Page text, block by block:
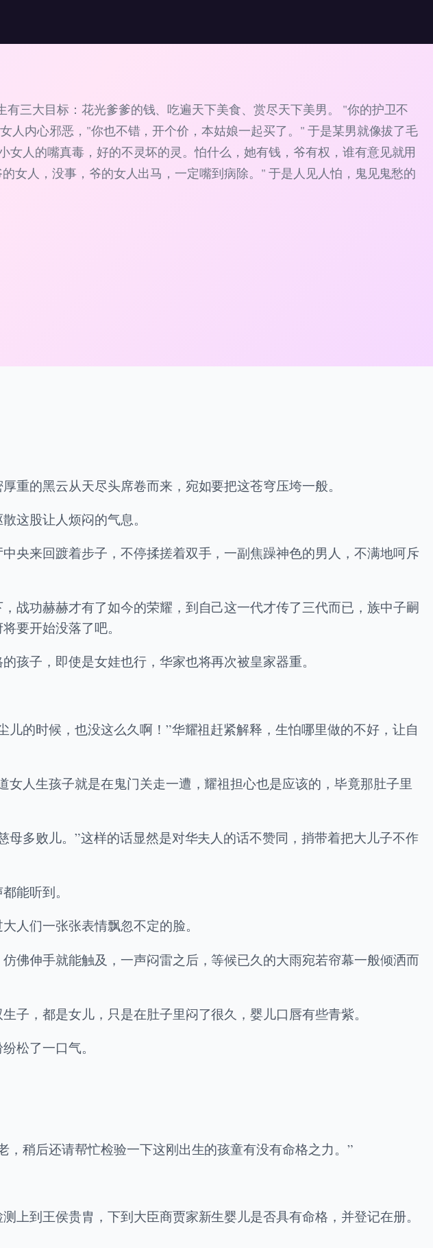
三大目标：花光爹爹的钱、吃遍天下美食、赏尽天下美男。 "你的护卫不
人内心邪恶，"你也不错，开个价，本姑娘一起买了。" 于是某男就像拔了毛
女人的嘴真毒，好的不灵坏的灵。怕什么，她有钱，爷有权，谁有意见就用
女人，没事，爷的女人出马，一定嘴到病除。" 于是人见人怕，鬼见鬼愁的
重的黑云从天尽头席卷而来，宛如要把这苍穹压垮一般。
这股让人烦闷的气息。
央来回踱着步子，不停揉搓着双手，一副焦躁神色的男人，不满地呵斥
战功赫赫才有了如今的荣耀，到自己这一代才传了三代而已，族中子嗣
要开始没落了吧。
子，即使是女娃也行，华家也将再次被皇家器重。
的时候，也没这么久啊！”华耀祖赶紧解释，生怕哪里做的不好，让自
人生孩子就是在鬼门关走一遭，耀祖担心也是应该的，毕竟那肚子里
多败儿。”这样的话显然是对华夫人的话不赞同，捎带着把大儿子不作
能听到。
人们一张张表情飘忽不定的脸。
佛伸手就能触及，一声闷雷之后，等候已久的大雨宛若帘幕一般倾洒而
子，都是女儿，只是在肚子里闷了很久，婴儿口唇有些青紫。
松了一口气。
稍后还请帮忙检验一下这刚出生的孩童有没有命格之力。”
到王侯贵胄，下到大臣商贾家新生婴儿是否具有命格，并登记在册。